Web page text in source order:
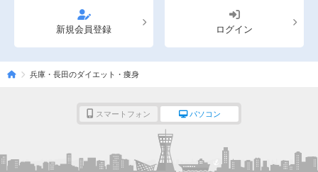
新規会員登録 ログイン
兵庫・長田のダイエット・痩身
スマートフォン パソコン